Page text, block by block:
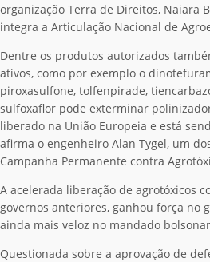
organização Terra de Direitos, Naiara
integra a Articulação Nacional de
Dentre os produtos autorizados
ativos, como por exemplo o
piroxasulfone, tolfenpirade,
sulfoxaflor pode exterminar
liberado na União Europeia e está
afirma o engenheiro Alan Tygel, um
Campanha Permanente contra
A acelerada liberação de agrotóxicos
governos anteriores, ganhou força no
ainda mais veloz no mandado
Questionada sobre a aprovação de